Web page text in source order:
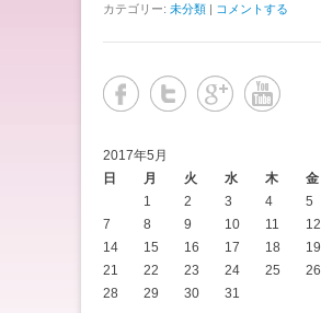
カテゴリー: 未分類 | コメントする
2017年5月
日
月 火 水 木 金
1
2 3 4 5
7
8 9 10 11 12
14
15 16 17 18 19
21
22 23 24 25 26
28
29 30 31